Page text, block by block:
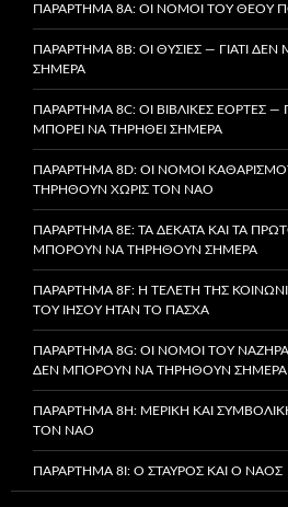
ΠΑΡΆΡΤΗΜΑ 8A: ΟΙ ΝΌΜΟΙ ΤΟΥ ΘΕΟΎ
ΠΑΡΆΡΤΗΜΑ 8B: ΟΙ ΘΥΣΊΕΣ — ΓΙΑΤΊ
ΣΉΜΕΡΑ
ΠΑΡΆΡΤΗΜΑ 8C: ΟΙ ΒΙΒΛΙΚΈΣ ΕΟΡΤΈΣ —
ΜΠΟΡΕΊ ΝΑ ΤΗΡΗΘΕΊ ΣΉΜΕΡΑ
ΠΑΡΆΡΤΗΜΑ 8D: ΟΙ ΝΌΜΟΙ
ΤΗΡΗΘΟΎΝ ΧΩΡΊΣ ΤΟΝ ΝΑΌ
ΠΑΡΆΡΤΗΜΑ 8E: ΤΑ ΔΈΚΑΤΑ ΚΑΙ ΤΑ
ΜΠΟΡΟΎΝ ΝΑ ΤΗΡΗΘΟΎΝ ΣΉΜΕΡΑ
ΠΑΡΆΡΤΗΜΑ 8F: Η ΤΕΛΕΤΉ ΤΗΣ
ΤΟΥ ΙΗΣΟΎ ΉΤΑΝ ΤΟ ΠΆΣΧΑ
ΠΑΡΆΡΤΗΜΑ 8G: ΟΙ ΝΌΜΟΙ ΤΟΥ
ΔΕΝ ΜΠΟΡΟΎΝ ΝΑ ΤΗΡΗΘΟΎΝ ΣΉΜΕΡΑ
ΠΑΡΆΡΤΗΜΑ 8H: ΜΕΡΙΚΉ ΚΑΙ
ΤΟΝ ΝΑΌ
ΠΑΡΆΡΤΗΜΑ 8I: Ο ΣΤΑΥΡΌΣ ΚΑΙ Ο ΝΑΌΣ